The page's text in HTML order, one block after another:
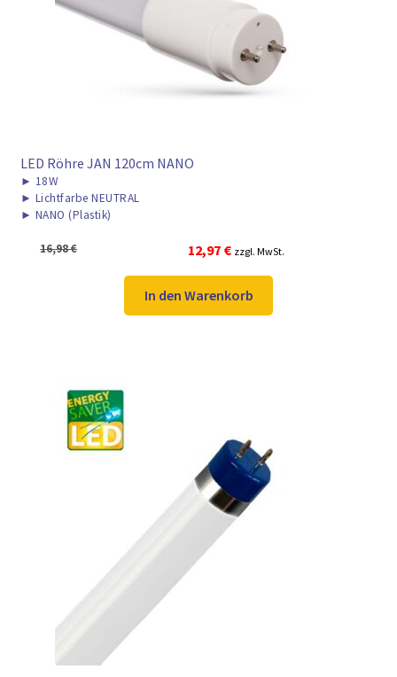
► ZAHLARTEN
► VERSANDARTEN
LED Röhre JAN 120cm NANO
► 18W
► Lichtfarbe NEUTRAL
► NANO (Plastik)
16,98€
Ursprünglicher
Preis
war:
16,98 €
12,97 €Aktueller
Preis
ist:
12,97 €.
zzgl. MwSt.
In den Warenkorb